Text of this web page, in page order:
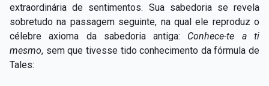
extraordinária de sentimentos. Sua sabedoria se revela
sobretudo na passagem seguinte, na qual ele reproduz o
célebre axioma da sabedoria antiga: Conhece-te a ti
mesmo, sem que tivesse tido conhecimento da fórmula de
Tales: